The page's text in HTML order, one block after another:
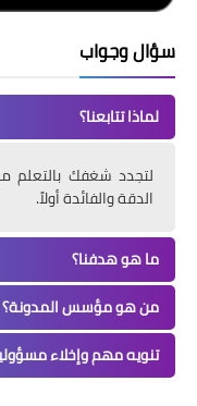
سؤال وجواب
لماذا تتابعنا؟
لتجدد شغفك
الدقة والفائدة أولاً.
ما هو هدفنا؟
من هو مؤسس المدونة؟
تنويه مهم وإخلاء